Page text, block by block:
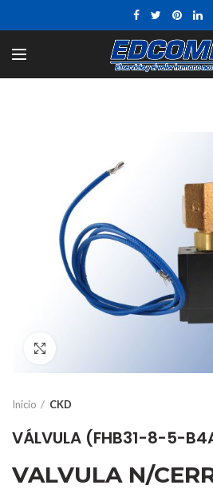
Inicio CKD
VÁLVULA (FHB31-8-5-
VALVULA N/